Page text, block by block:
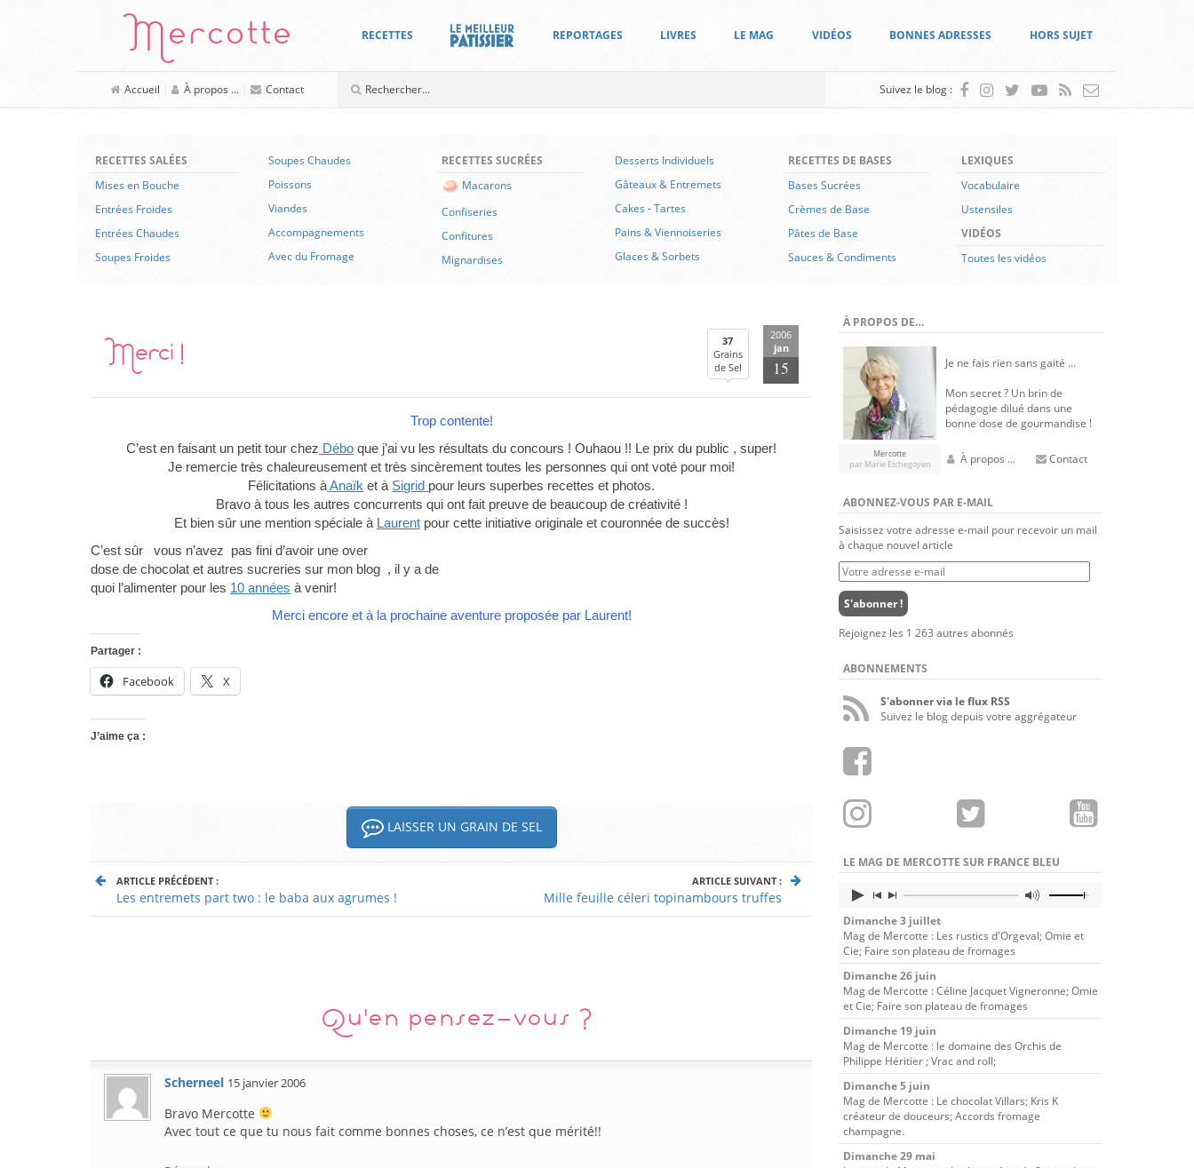
Mercotte RECETTES REPORTAGES LIVRES LE MAG VIDÉOS BONNES ADRESSES HORS SUJET
Accueil | À propos ... | Contact Suivez le blog :
RECETTES SALÉES
Mises en Bouche
Entrées Froides
Entrées Chaudes
Soupes Froides
Soupes Chaudes
Poissons
Viandes
Accompagnements
Avec du Fromage
RECETTES SUCRÉES
Macarons
Confiseries
Confitures
Mignardises
Desserts Individuels
Gâteaux & Entremets
Cakes -Tartes
Pains & Viennoiseries
Glaces & Sorbets
RECETTES DE BASES
Bases Sucrées
Crèmes de Base
Pâtes de Base
Sauces & Condiments
LEXIQUES
Vocabulaire
Ustensiles
VIDÉOS
Toutes les vidéos
Merci !
37
Grains
de Sel
2006
jan
15
Trop contente!
C’est en faisant un petit tour chez Débo que j’ai vu les résultats du concours ! Ouhaou !! Le prix du public , super!
Je remercie très chaleureusement et très sincèrement toutes les personnes qui ont voté pour moi!
Félicitations àAnaïk et à Sigrid pour leurs superbes recettes et photos.
Bravo à tous les autres concurrents qui ont fait preuve de beaucoup de créativité !
Et bien sûr une mention spéciale à Laurentpour cette initiative originale et couronnée de succès!
C’est sûr vous n’avez pas fini d’avoir une over
dose de chocolat et autres sucreries sur mon blog , il y a de
quoi l’alimenter pour les 10 années à venir!
Merci encore et à la prochaine aventure proposée par Laurent!
Partager :
Facebook X
J’aime ça :
LAISSER UN GRAIN DE SEL
ARTICLE PRÉCÉDENT :
Les entremets part two : le baba aux agrumes !
ARTICLE SUIVANT :
Mille feuille céleri topinambours truffes
Qu'en pensez-vous ?
Scherneel 15 janvier 2006
Bravo Mercotte
Avec tout ce que tu nous fait comme bonnes choses, ce n’est que mérité!!
À PROPOS DE…
Je ne fais rien sans gaité ...
Mon secret ? Un brin de
pédagogie dilué dans une
bonne dose de gourmandise !
Mercotte
par Marie Etchegoyen
À propos ... Contact
ABONNEZ-VOUS PAR E-MAIL
Saisissez votre adresse e-mail pour recevoir un mail
à chaque nouvel article
Votre
adresse
e-
mail
S'abonner !
Rejoignez les 1 263 autres abonnés
ABONNEMENTS
S'abonner via le flux RSS
Suivez le blog depuis votre aggrégateur
LE MAG DE MERCOTTE SUR FRANCE BLEU
Dimanche 3 juillet
Mag de Mercotte : Les rustics d'Orgeval; Omie et
Cie; Faire son plateau de fromages
Dimanche 26 juin
Mag de Mercotte : Céline Jacquet Vigneronne; Omie
et Cie; Faire son plateau de fromages
Dimanche 19 juin
Mag de Mercotte : le domaine des Orchis de
Philippe Héritier ; Vrac and roll;
Dimanche 5 juin
Mag de Mercotte : Le chocolat Villars; Kris K
créateur de douceurs; Accords fromage
champagne.
Dimanche 29 mai